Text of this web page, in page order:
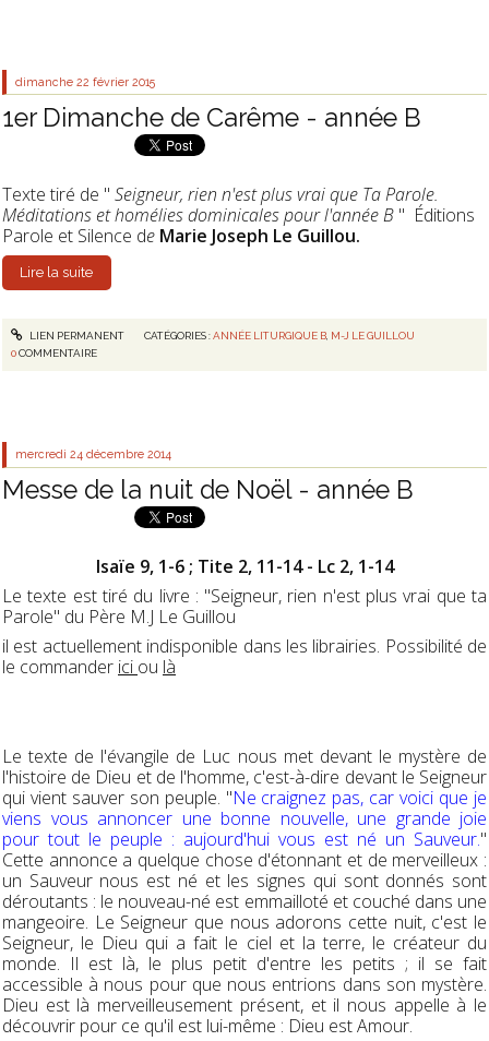
dimanche 22 février 2015
1er Dimanche de Carême - année B
Texte tiré de " Seigneur, rien n'est plus vrai que Ta Parole.
Méditations et homélies dominicales pour l'année B " Éditions
Parole et Silence de Marie Joseph Le Guillou.
Lire la suite
LIEN PERMANENT CATÉGORIES :ANNÉE LITURGIQUE B, M-J LE GUILLOU
0COMMENTAIRE
mercredi 24 décembre 2014
Messe de la nuit de Noël - année B
Isaïe 9, 1-6 ; Tite 2, 11-14 - Lc 2, 1-14
Le texte est tiré du livre : "Seigneur, rien n'est plus vrai que ta
Parole" du Père M.J Le Guillou
il est actuellement indisponible dans les librairies. Possibilité de
le commander ici ou là
Le texte de l'évangile de Luc nous met devant le mystère de
l'histoire de Dieu et de l'homme, c'est-à-dire devant le Seigneur
qui vient sauver son peuple. "Ne craignez pas, car voici que je
viens vous annoncer une bonne nouvelle, une grande joie
pour tout le peuple : aujourd'hui vous est né un Sauveur."
Cette annonce a quelque chose d'étonnant et de merveilleux :
un Sauveur nous est né et les signes qui sont donnés sont
déroutants : le nouveau-né est emmailloté et couché dans une
mangeoire. Le Seigneur que nous adorons cette nuit, c'est le
Seigneur, le Dieu qui a fait le ciel et la terre, le créateur du
monde. Il est là, le plus petit d'entre les petits ; il se fait
accessible à nous pour que nous entrions dans son mystère.
Dieu est là merveilleusement présent, et il nous appelle à le
découvrir pour ce qu'il est lui-même : Dieu est Amour.